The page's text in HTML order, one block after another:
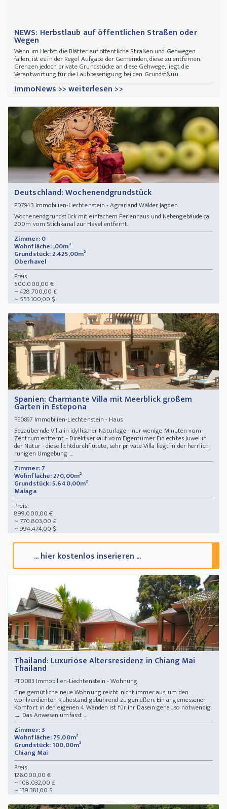
NEWS: Herbstlaub auf öffentlichen Straßen oder
Wegen
Wenn im Herbst die Blätter auf öffentliche Straßen und Gehwegen
fallen, ist es in der Regel Aufgabe der Gemeinden, diese zu entfernen.
Grenzen jedoch private Grundstücke an diese Gehwege, liegt die
Verantwortung für die Laubbeseitigung bei den Grundst&uu...
ImmoNews >> weiterlesen >>
Deutschland: Wochenendgrundstück
PD7943 Immobilien-Liechtenstein - Agrarland Wälder Jagden
Wochenendgrundstück mit einfachem Ferienhaus und Nebengebäude ca.
200m vom Stichkanal zur Havel entfernt.
Zimmer: 0
Wohnfläche: ,00m²
Grundstück: 2.425,00m²
Oberhavel
Preis:
500.000,00 €
~ 428.700,00 £
~ 553.100,00 $
Spanien: Charmante Villa mit Meerblick großem
Garten in Estepona
PE0897 Immobilien-Liechtenstein - Haus
Bezaubernde Villa in idyllischer Naturlage - nur wenige Minuten vom
Zentrum entfernt - Direktverkauf vom Eigentümer Ein echtes Juwel in
der Natur - diese lichtdurchflutete, sehr private Villa liegt in der herrlich
ruhigen Umgebung ...
Zimmer: 7
Wohnfläche: 270,00m²
Grundstück: 5.640,00m²
Malaga
Preis:
899.000,00 €
~ 770.803,00 £
~ 994.474,00 $
... hier kostenlos inserieren ...
Thailand: Luxuriöse Altersresidenz in Chiang Mai
Thailand
PT0083 Immobilien-Liechtenstein - Wohnung
Eine gemütliche neue Wohnung reicht nicht immer aus, um den
wohlverdienten Ruhestand gebührend zu genießen. Ein angemessener
Komfort in den eigenen 4 Wänden ist für Ihr Dasein genauso notwendig.
→ Das Anwesen umfasst ...
Zimmer: 3
Wohnfläche: 75,00m²
Grundstück: 100,00m²
Chiang Mai
Preis:
126.000,00 €
~ 108.032,00 £
~ 139.381,00 $